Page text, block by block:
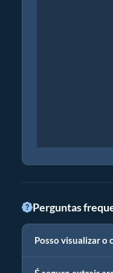
Perguntas
Posso visualizar o